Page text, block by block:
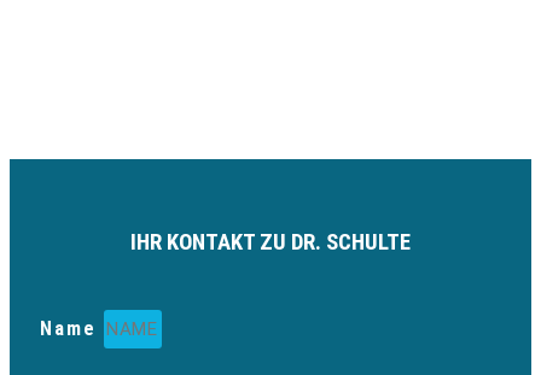
IHR KONTAKT ZU DR. SCHULTE
Name